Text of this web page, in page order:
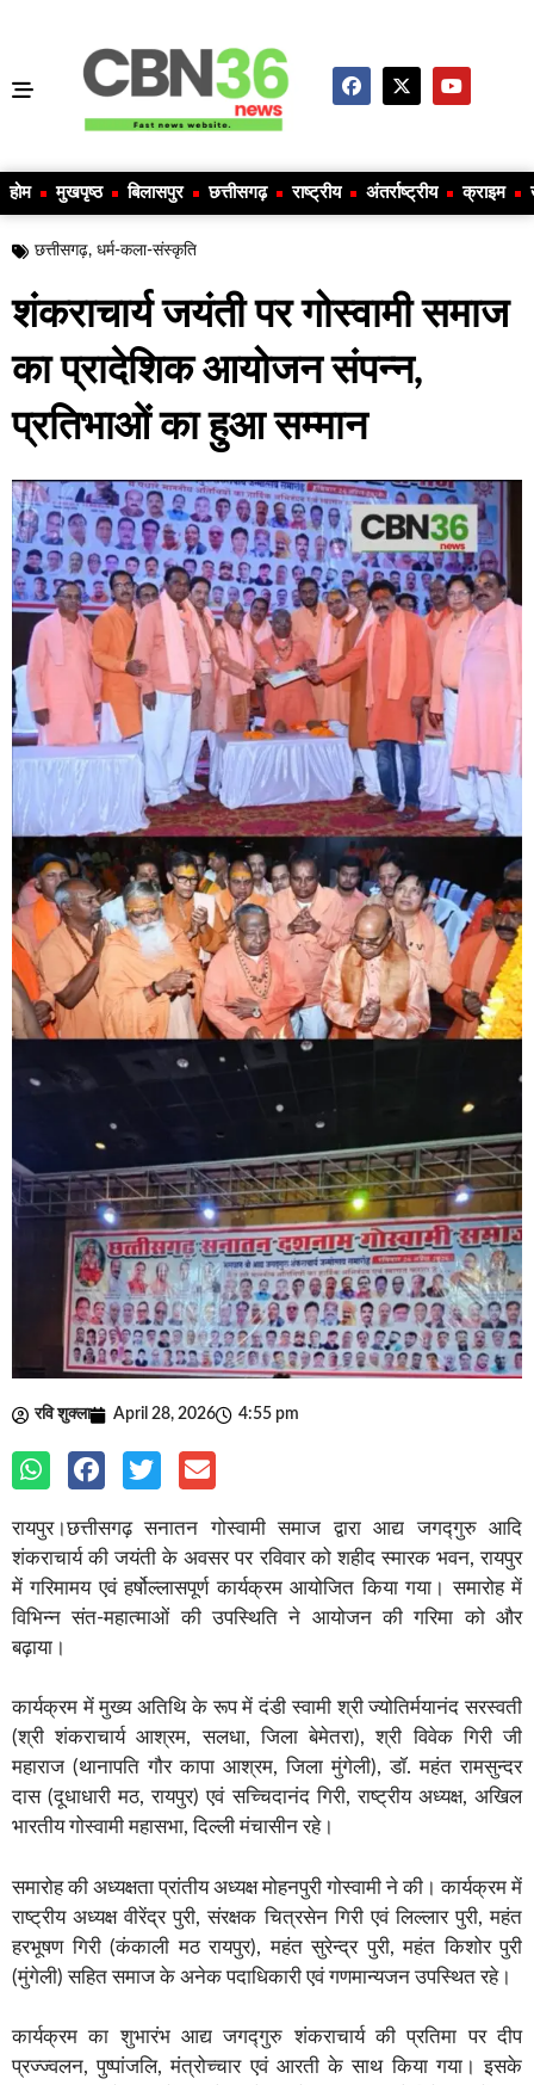
होम मुखपृष्ठ बिलासपुर छत्तीसगढ़ राष्ट्रीय अंतर्राष्ट्रीय क्राइम
छत्तीसगढ़, धर्म-कला-संस्कृति
शंकराचार्य जयंती पर गोस्वामी समाज
का प्रादेशिक आयोजन संपन्न,
प्रतिभाओं का हुआ सम्मान
रवि शुक्ला April 28, 2026 4:55 pm
रायपुर।छत्तीसगढ़ सनातन गोस्वामी समाज द्वारा आद्य जगद्गुरु आदि
शंकराचार्य की जयंती के अवसर पर रविवार को शहीद स्मारक भवन, रायपुर
में गरिमामय एवं हर्षोल्लासपूर्ण कार्यक्रम आयोजित किया गया। समारोह में
विभिन्न संत-महात्माओं की उपस्थिति ने आयोजन की गरिमा को और
बढ़ाया।
कार्यक्रम में मुख्य अतिथि के रूप में दंडी स्वामी श्री ज्योतिर्मयानंद सरस्वती
(श्री शंकराचार्य आश्रम, सलधा, जिला बेमेतरा), श्री विवेक गिरी जी
महाराज (थानापति गौर कापा आश्रम, जिला मुंगेली), डॉ. महंत रामसुन्दर
दास (दूधाधारी मठ, रायपुर) एवं सच्चिदानंद गिरी, राष्ट्रीय अध्यक्ष, अखिल
भारतीय गोस्वामी महासभा, दिल्ली मंचासीन रहे।
समारोह की अध्यक्षता प्रांतीय अध्यक्ष मोहनपुरी गोस्वामी ने की। कार्यक्रम में
राष्ट्रीय अध्यक्ष वीरेंद्र पुरी, संरक्षक चित्रसेन गिरी एवं लिल्लार पुरी, महंत
हरभूषण गिरी (कंकाली मठ रायपुर), महंत सुरेन्द्र पुरी, महंत किशोर पुरी
(मुंगेली) सहित समाज के अनेक पदाधिकारी एवं गणमान्यजन उपस्थित रहे।
कार्यक्रम का शुभारंभ आद्य जगद्गुरु शंकराचार्य की प्रतिमा पर दीप
प्रज्ज्वलन, पुष्पांजलि, मंत्रोच्चार एवं आरती के साथ किया गया। इसके